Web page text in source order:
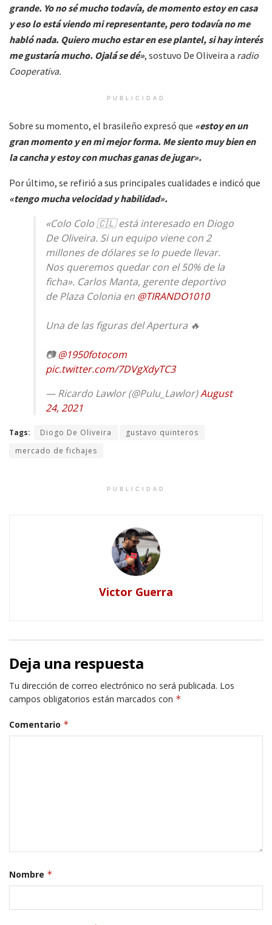
grande. Yo no sé mucho todavía, de momento estoy en casa
y eso lo está viendo mi representante, pero todavía no me
habló nada. Quiero mucho estar en ese plantel, si hay interés
me gustaría mucho. Ojalá se dé», sostuvo De Oliveira a radio
Cooperativa.
PUBLICIDAD
Sobre su momento, el brasileño expresó que «estoy en un
gran momento y en mi mejor forma. Me siento muy bien en
la cancha y estoy con muchas ganas de jugar».
Por último, se refirió a sus principales cualidades e indicó que
«tengo mucha velocidad y habilidad».
«Colo Colo 🇨🇱 está interesado en Diogo
De Oliveira. Si un equipo viene con 2
millones de dólares se lo puede llevar.
Nos queremos quedar con el 50% de la
ficha». Carlos Manta, gerente deportivo
de Plaza Colonia en @TIRANDO1010
Una de las figuras del Apertura 🔥
📷@1950fotocom
pic.twitter.com/7DVgXdyTC3
— Ricardo Lawlor (@Pulu_Lawlor)August
24, 2021
Tags: Diogo De Oliveira
gustavo quinteros
mercado de fichajes
PUBLICIDAD
Victor Guerra
Deja una respuesta
Tu dirección de correo electrónico no será publicada. Los
campos obligatorios están marcados con *
Comentario *
Nombre *